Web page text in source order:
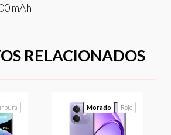
mAh
RELACIONADOS
Morado Rojo